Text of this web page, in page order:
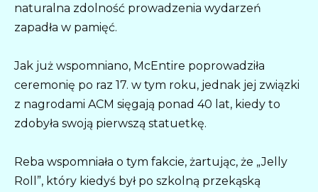
naturalna zdolność prowadzenia wydarzeń
zapadła w pamięć.
Jak już wspomniano, McEntire poprowadziła
ceremonię po raz 17. w tym roku, jednak jej związki
z nagrodami ACM sięgają ponad 40 lat, kiedy to
zdobyła swoją pierwszą statuetkę.
Reba wspomniała o tym fakcie, żartując, że „Jelly
Roll”, który kiedyś był po szkolną przekąską